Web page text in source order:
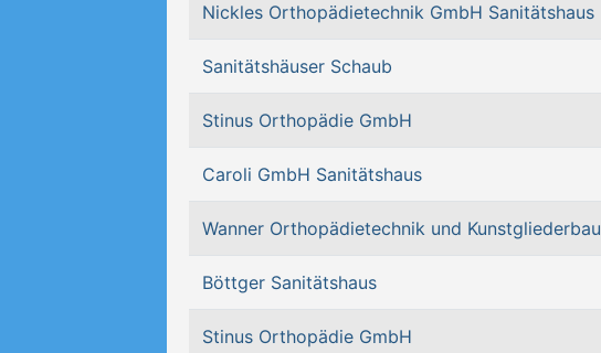
Nickles Orthopädietechnik GmbH Sanitätshaus
Sanitätshäuser Schaub
Stinus Orthopädie GmbH
Caroli GmbH Sanitätshaus
Wanner Orthopädietechnik und Kunstgliederbau
Böttger Sanitätshaus
Stinus Orthopädie GmbH